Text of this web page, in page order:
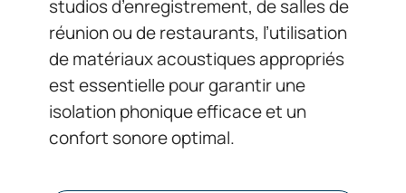
studios d’enregistrement, de salles de
réunion ou de restaurants, l’utilisation
de matériaux acoustiques appropriés
est essentielle pour garantir une
isolation phonique efficace et un
confort sonore optimal.